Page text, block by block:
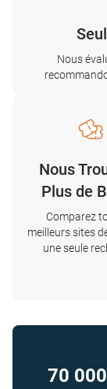
Nous
Nous
Plus de
Comparez
meilleurs sites
une seule
70 000